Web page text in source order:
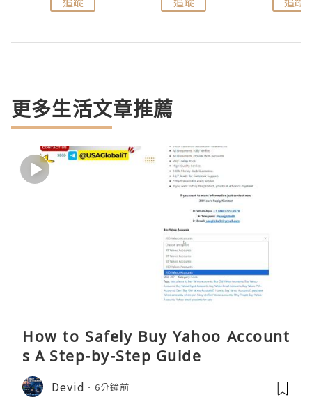
更多生活文章推薦
How to Safely Buy Yahoo Account
s A Step-by-Step Guide
Devid 6分鐘前